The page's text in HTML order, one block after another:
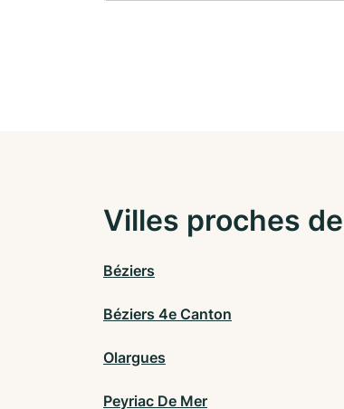
Villes proches
Béziers
Béziers 4e Canton
Olargues
Peyriac De Mer